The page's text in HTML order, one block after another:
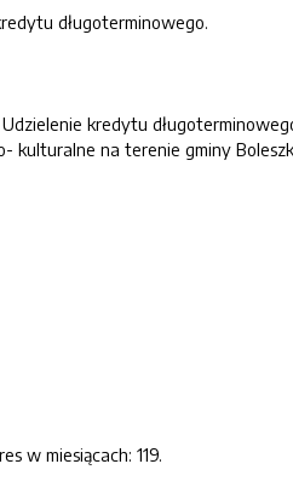
długoterminowego.
kredytu
kulturalne na terenie gminy
w miesiącach: 119.